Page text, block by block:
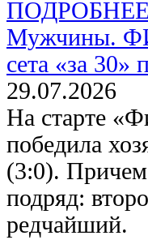
ПОДРОБНЕЕ
Мужчины.
сета «за 30»
29.07.2026
На старте
победила
(3:0). Причем
подряд:
редчайший.